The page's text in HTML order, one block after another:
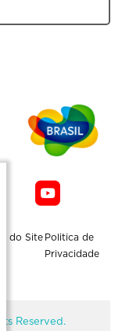
do Site Politica de
Privacidade
Reserved.